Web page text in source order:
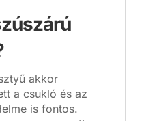
akkor
a csukló és az
is fontos.